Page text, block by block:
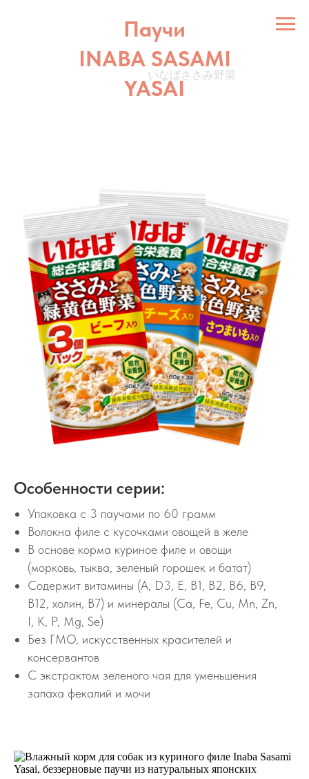
Паучи
INABA SASAMI
YASAI
いなばささみ野菜
Особенности серии:
Упаковка с 3 паучами по 60 грамм
Волокна филе с кусочками овощей в желе
В основе корма куриное филе и овощи
(морковь, тыква, зеленый горошек и батат)
Содержит витамины (A, D3, E, B1, B2, B6, B9,
B12, холин, B7) и минералы (Ca, Fe, Cu, Mn, Zn,
I, K, P, Mg, Se)
Без ГМО, искусственных красителей и
консервантов
С экстрактом зеленого чая для уменьшения
запаха фекалий и мочи